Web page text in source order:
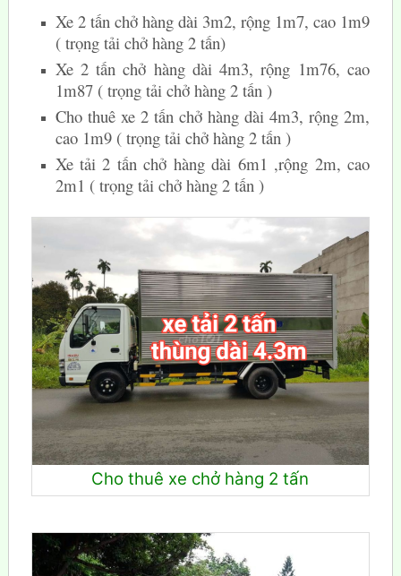
Xe 2 tấn chở hàng dài 3m2, rộng 1m7, cao 1m9
( trọng tải chở hàng 2 tấn)
Xe 2 tấn chở hàng dài 4m3, rộng 1m76, cao
1m87 ( trọng tải chở hàng 2 tấn )
Cho thuê xe 2 tấn chở hàng dài 4m3, rộng 2m,
cao 1m9 ( trọng tải chở hàng 2 tấn )
Xe tải 2 tấn chở hàng dài 6m1 ,rộng 2m, cao
2m1 ( trọng tải chở hàng 2 tấn )
Cho thuê xe chở hàng 2 tấn